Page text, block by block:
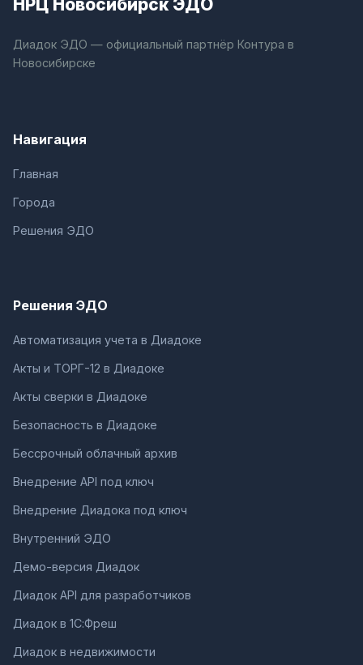
НРЦ Новосибирск ЭДО
Диадок ЭДО — официальный партнёр Контура в
Новосибирске
Навигация
Главная
Города
Решения ЭДО
Решения ЭДО
Автоматизация учета в Диадоке
Акты и ТОРГ-12 в Диадоке
Акты сверки в Диадоке
Безопасность в Диадоке
Бессрочный облачный архив
Внедрение API под ключ
Внедрение Диадока под ключ
Внутренний ЭДО
Демо-версия Диадок
Диадок API для разработчиков
Диадок в 1С:Фреш
Диадок в недвижимости